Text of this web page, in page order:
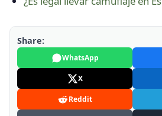
Share:
WhatsApp
X
Reddit